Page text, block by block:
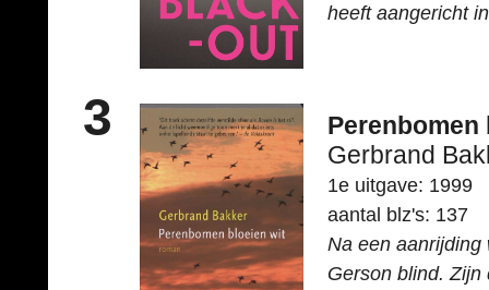
heeft aangericht
3
Gerbrand
1e uitgave: 1999
aantal blz's: 137
Na een aanrijding
Gerson blind. Zijn